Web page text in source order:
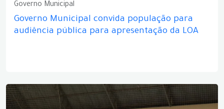
Governo Municipal
Governo Municipal convida população para
audiência pública para apresentação da LOA